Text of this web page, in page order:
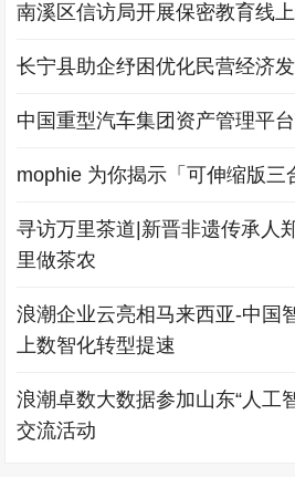
南溪区信访局开展保密教育线
长宁县助企纾困优化民营经济
中国重型汽车集团资产管理平
mophie 为你揭示「可伸缩版三
寻访万里茶道|新晋非遗传承人
里做茶农
浪潮企业云亮相马来西亚-中国
上数智化转型提速
浪潮卓数大数据参加山东“人工
交流活动